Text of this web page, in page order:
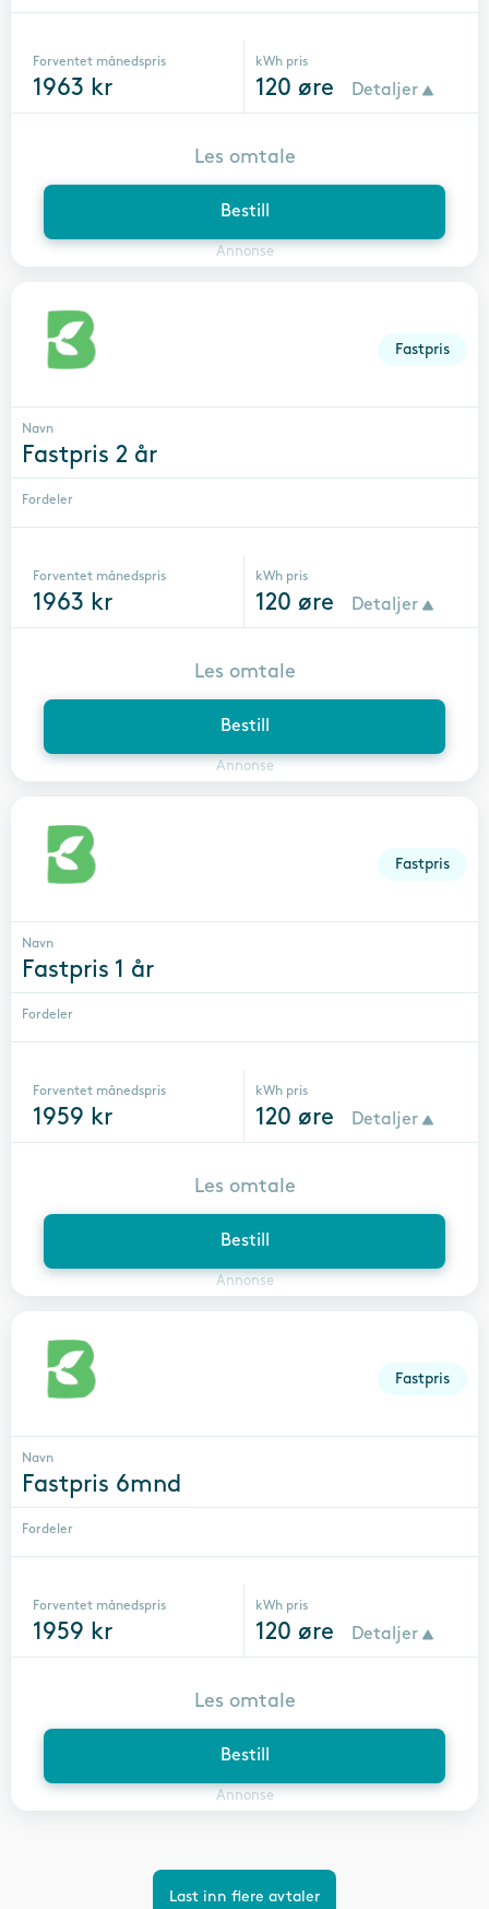
Forventet månedspris
1963 kr
kWh pris
120 øre Detaljer
Bestill
Annonse
Les omtale
Fastpris
Navn
Fastpris 2 år
Fordeler
Forventet månedspris
1963 kr
kWh pris
120 øre Detaljer
Bestill
Annonse
Les omtale
Fastpris
Navn
Fastpris 1 år
Fordeler
Forventet månedspris
1959 kr
kWh pris
120 øre Detaljer
Bestill
Annonse
Les omtale
Fastpris
Navn
Fastpris 6mnd
Fordeler
Forventet månedspris
1959 kr
kWh pris
120 øre Detaljer
Bestill
Annonse
Les omtale
Last inn flere avtaler